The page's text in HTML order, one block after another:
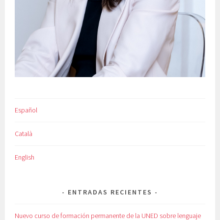
Español
Català
English
ENTRADAS RECIENTES
Nuevo curso de formación permanente de la UNED sobre lenguaje